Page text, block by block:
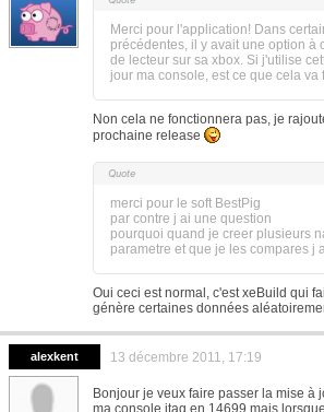
Merci pour l'application! Dans
précédentes, il y avait une option à
de lecteur sur sa xbox. Si j'utilise
jour ma console, est ce que cela va
Non cela ne fonctionnera pas, je
prochaine release
merci pour le soft BestPig
par contre j ai une question
pourquoi quand je creer plusieurs
parametre et que je les compares j
Oui ceci est normal, c'est xeBuild qui
génère certaines données
alexkent 13 décembre 2011, 17:19
Bonjour je veux faire passer la mise à
ma console jtag en 14699 mais